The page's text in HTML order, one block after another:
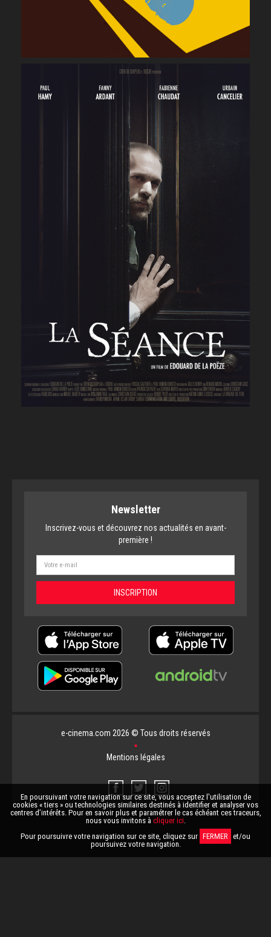
En poursuivant votre navigation sur ce site, vous acceptez l'utilisation de
cookies « tiers » ou technologies similaires destinés à identifier et analyser vos
centres d’intérêts. Pour en savoir plus et paramétrer le cas échéant ces traceurs,
nous vous invitons à cliquer ici.
Pour poursuivre votre navigation sur ce site, cliquez sur FERMER et/ou
poursuivez votre navigation.
Newsletter
Inscrivez-vous et découvrez nos actualités en avant-
première !
e-cinema.com 2026 © Tous droits réservés
▪
Mentions légales